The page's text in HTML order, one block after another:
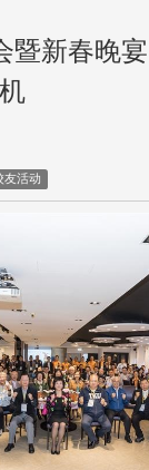
暨新春晚
友活动